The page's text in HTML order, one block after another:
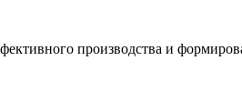
производства и